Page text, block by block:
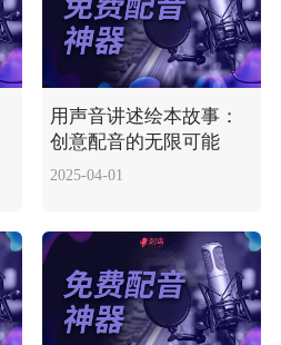
用声音讲述绘本故事：
创意配音的无限可能
2025-04-01